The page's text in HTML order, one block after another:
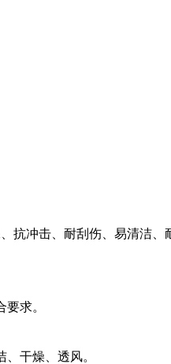
抗冲击、耐刮伤、易清洁、
求。
干燥、透风。